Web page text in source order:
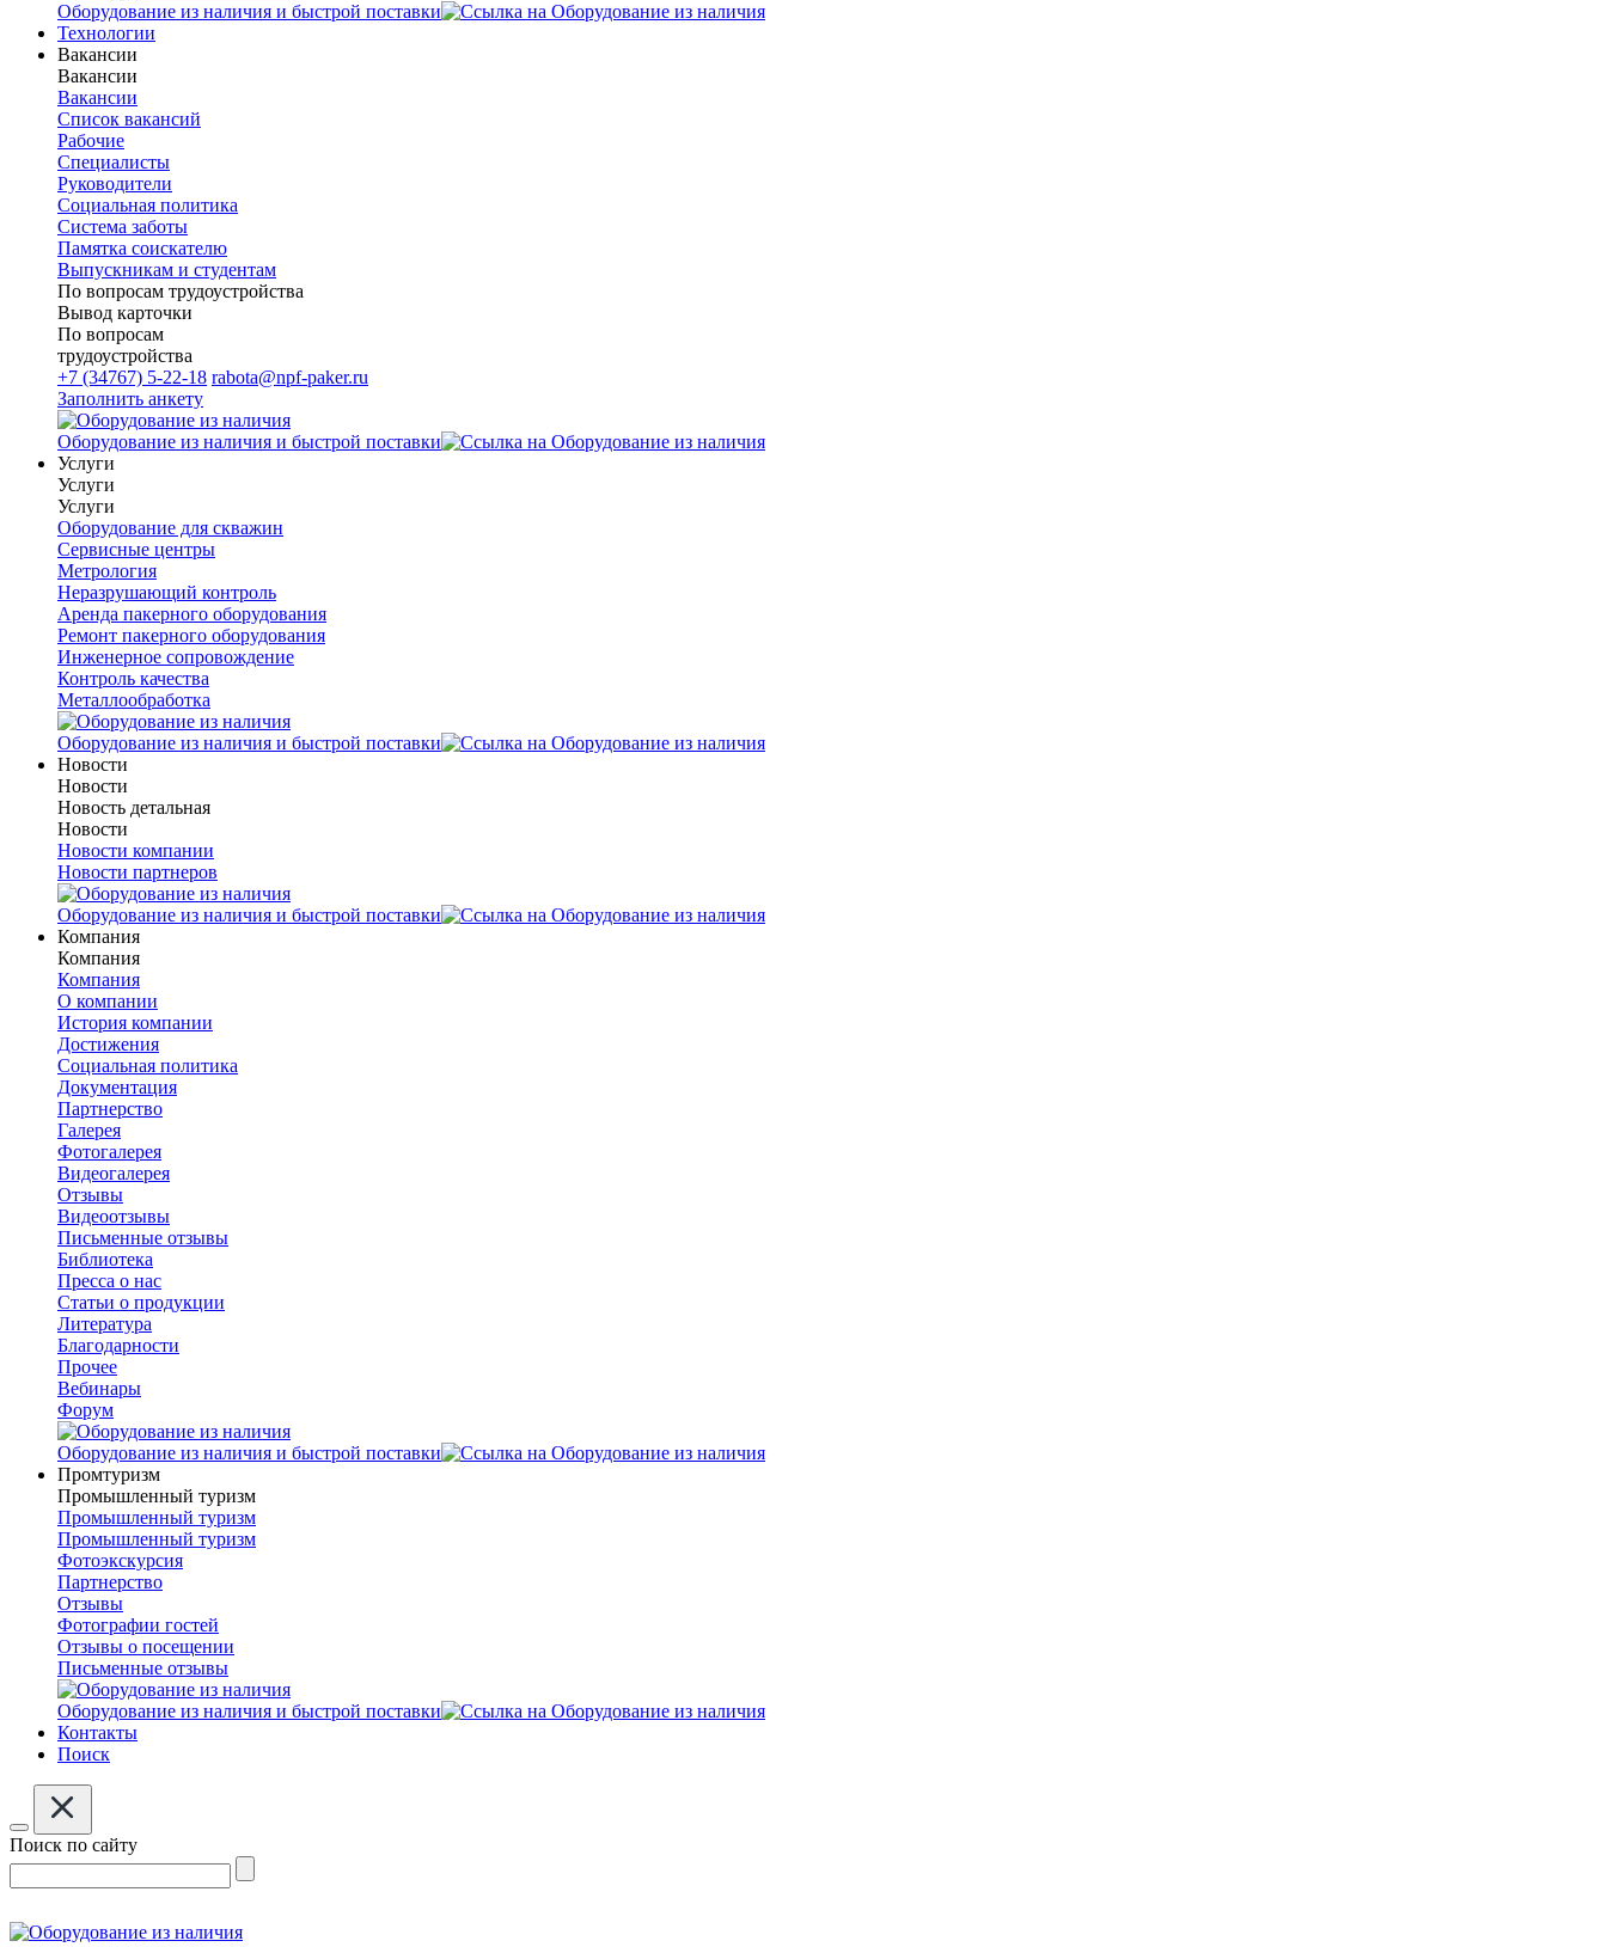
Оборудование из наличия и быстрой поставки
Технологии
Вакансии
Вакансии
Вакансии
Список вакансий
Рабочие
Специалисты
Руководители
Cоциальная политика
Система заботы
Памятка соискателю
Выпускникам и студентам
По вопросам трудоустройства
Вывод карточки
По вопросам
трудоустройства
+7 (34767) 5-22-18 rabota@npf-paker.ru
Заполнить анкету
Оборудование из наличия и быстрой поставки
Услуги
Услуги
Услуги
Оборудование для скважин
Сервисные центры
Метрология
Неразрушающий контроль
Аренда пакерного оборудования
Ремонт пакерного оборудования
Инженерное сопровождение
Контроль качества
Металлообработка
Оборудование из наличия и быстрой поставки
Новости
Новости
Новость детальная
Новости
Новости компании
Новости партнеров
Оборудование из наличия и быстрой поставки
Компания
Компания
Компания
О компании
История компании
Достижения
Социальная политика
Документация
Партнерство
Галерея
Фотогалерея
Видеогалерея
Отзывы
Видеоотзывы
Письменные отзывы
Библиотека
Пресса о нас
Статьи о продукции
Литература
Благодарности
Прочее
Вебинары
Форум
Оборудование из наличия и быстрой поставки
Промтуризм
Промышленный туризм
Промышленный туризм
Промышленный туризм
Фотоэкскурсия
Партнерство
Отзывы
Фотографии гостей
Отзывы о посещении
Письменные отзывы
Оборудование из наличия и быстрой поставки
Контакты
Поиск
Поиск по сайту